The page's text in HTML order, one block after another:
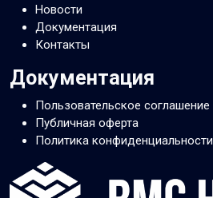
Новости
Документация
Контакты
Документация
Пользовательское соглашение
Публичная оферта
Политика конфиденциальности